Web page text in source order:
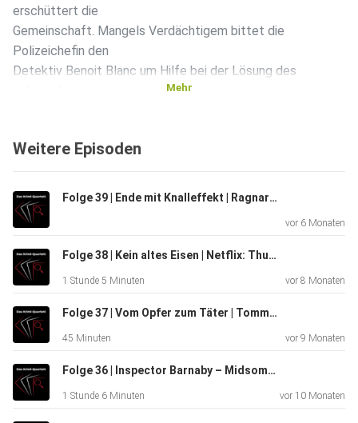
erschüttert die
Gemeinschaft. Mangels Verdächtigem bittet die
Polizeichefin den
Detektiv Benoit Blanc um Hilfe bei der Lösung des
Entwicklung über die drei Filme und was wir über die
Nebencharaktere lernen können.
Kapitelmarken
– 00:00 Begrüßung
– 01:10 Inhalt
Mehr
Weitere Episoden
Folge 39 | Ende mit Knalleffekt | Ragnar Jonasson: Weich fällt der Schnee
vor 6 Monaten
Folge 38 | Kein altes Eisen | Netflix: Thursday Murder Club / Donnerstagsmordclub
1 Stunde 5 Minuten vor 8 Monaten
Folge 37 | Vom Opfer zum Täter | Tommie Goerz: Meier
45 Minuten vor 9 Monaten
Folge 36 | Inspector Barnaby – Midsomer Murders: Das Interview
1 Stunde 6 Minuten vor 10 Monaten